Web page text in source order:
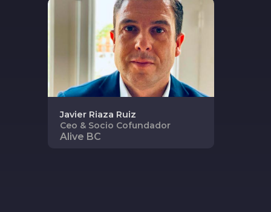
Javier Riaza Ruiz
Ceo & Socio Cofundador
Alive BC